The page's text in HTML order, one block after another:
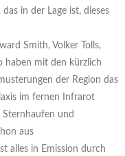
in der Lage ist, dieses
Smith, Volker Tolls,
haben mit den kürzlich
der Region das
im fernen Infrarot
und
aus
alles in Emission durch